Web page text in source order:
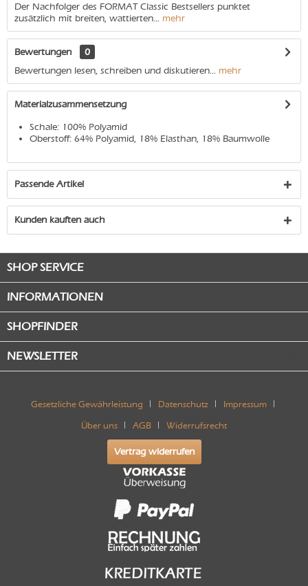
Der Nachfolger des FORMAT Classic Bestsellers punktet
zusätzlich mit breiten, wattierten... mehr
Bewertungen
0
Bewertungen lesen, schreiben und diskutieren... mehr
Materialzusammensetzung
Schale: 100% Polyamid
Oberstoff: 64% Polyamid, 18% Elasthan, 18% Baumwolle
Passende Artikel
Kunden kauften auch
SHOP SERVICE
INFORMATIONEN
SHOPFINDER
NEWSLETTER
Gesetzliche Gewährleistung Datenschutz Impressum
Über uns AGB Widerrufsrecht
Vertrag widerrufen